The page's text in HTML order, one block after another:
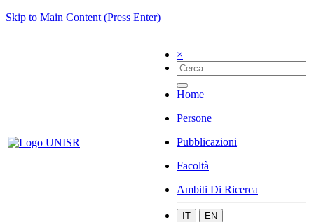
Skip to Main Content (Press Enter)
×
Home
Persone
Pubblicazioni
Facoltà
Ambiti Di Ricerca
IT EN